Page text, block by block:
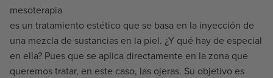
mesoterapia
es un tratamiento estético que se basa en la inyección de
una mezcla de sustancias en la piel. ¿Y qué hay de especial
en ella? Pues que se aplica directamente en la zona que
queremos tratar, en este caso, las ojeras. Su objetivo es